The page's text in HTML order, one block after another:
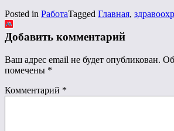
Posted in РаботаTagged Главная,
Добавить комментарий
Ваш адрес email не будет опубликован.
помечены *
Комментарий *